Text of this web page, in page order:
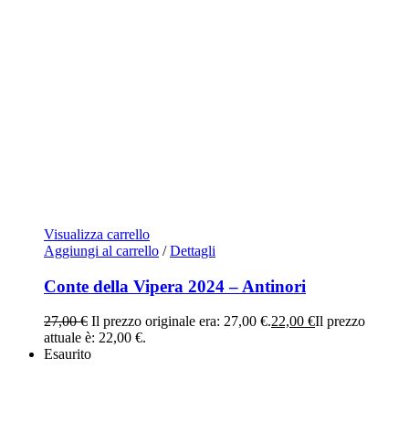
Visualizza carrello
Aggiungi al carrello / Dettagli
Conte della Vipera 2024 – Antinori
27,00€ Il prezzo originale era: 27,00 €.22,00 €Il prezzo
attuale è: 22,00 €.
Esaurito